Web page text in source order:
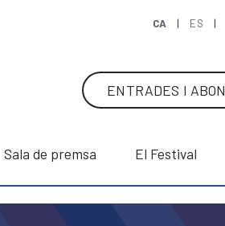
CA | ES |
Sala de premsa El Festival
ENTRADES I